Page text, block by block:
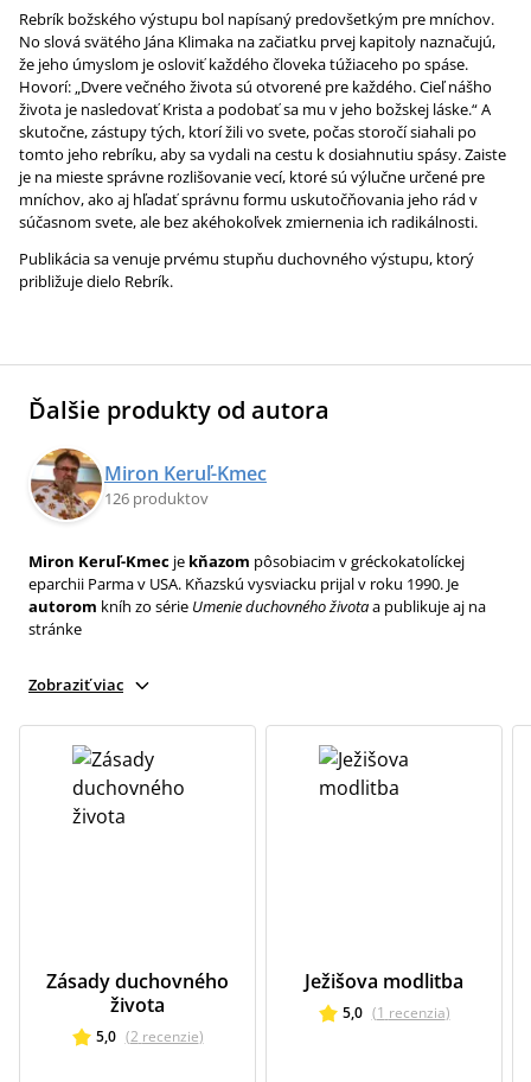
Rebrík božského výstupu bol napísaný predovšetkým pre mníchov.
No slová svätého Jána Klimaka na začiatku prvej kapitoly naznačujú,
že jeho úmyslom je osloviť každého človeka túžiaceho po spáse.
Hovorí: „Dvere večného života sú otvorené pre každého. Cieľ nášho
života je nasledovať Krista a podobať sa mu v jeho božskej láske.“ A
skutočne, zástupy tých, ktorí žili vo svete, počas storočí siahali po
tomto jeho rebríku, aby sa vydali na cestu k dosiahnutiu spásy. Zaiste
je na mieste správne rozlišovanie vecí, ktoré sú výlučne určené pre
mníchov, ako aj hľadať správnu formu uskutočňovania jeho rád v
súčasnom svete, ale bez akéhokoľvek zmiernenia ich radikálnosti.
Publikácia sa venuje prvému stupňu duchovného výstupu, ktorý
približuje dielo Rebrík.
Ďalšie produkty od autora
Miron Keruľ-Kmec
126 produktov
Miron Keruľ-Kmec je kňazom pôsobiacim v gréckokatolíckej
eparchii Parma v USA. Kňazskú vysviacku prijal v roku 1990. Je
autorom kníh zo série Umenie duchovného životaa publikuje aj na
stránke
Zobraziť viac
Zásady duchovného
života
5,0 (2 recenzie)
Ježišova modlitba
5,0 (1 recenzia)